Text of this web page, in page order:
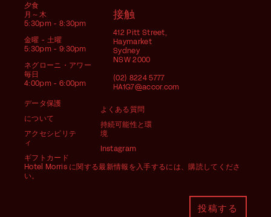
夕食
月～木
5:30pm - 8:30pm
金曜 - 土曜
5:30pm - 9:30pm
ネグローニ・アワー
毎日
4:00pm - 6:00pm
接触
412 Pitt Street,
Haymarket
Sydney
NSW 2000
(02) 8224 5777
HA1G7@accor.com
データ保護
について
アクセシビリテ
ィ
ギフトカード
よくある質問
持続可能性と環
境
Instagram
Hotel Morris に関する最新情報を入手するには、購読してくださ
い。